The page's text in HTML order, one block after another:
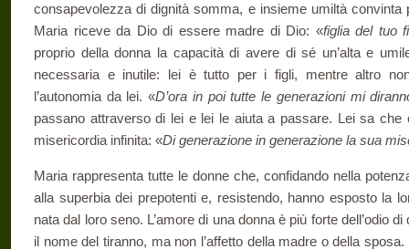
consapevolezza di dignità somma, e insieme umiltà
Maria riceve da Dio di essere madre di Dio: «figlia del tuo
proprio della donna la capacità di avere di sé un’alta e
necessaria e inutile: lei è tutto per i figli, mentre altro
l’autonomia da lei. «D’ora in poi tutte le generazioni mi
passano attraverso di lei e lei le aiuta a passare. Lei sa che
misericordia infinita: «Di generazione in generazione la sua
Maria rappresenta tutte le donne che, confidando nella
alla superbia dei prepotenti e, resistendo, hanno esposto la
nata dal loro seno. L’amore di una donna è più forte dell’odio
il nome del tiranno, ma non l’affetto della madre o della